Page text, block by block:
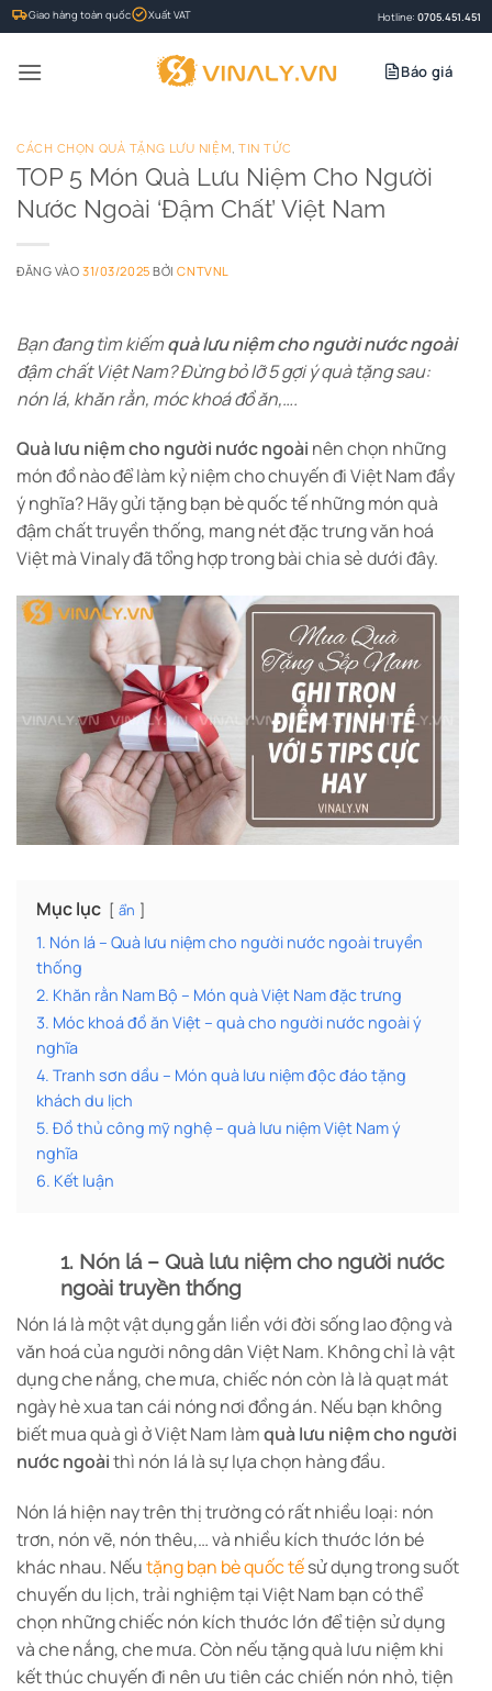
Bỏ
qua
nội
Giao hàng toàn quốc Xuất VAT Hotline: 0705.451.451
Báo giá
CÁCH CHỌN QUÀ TẶNG LƯU NIỆM,TIN TỨC
TOP 5 Món Quà Lưu Niệm Cho Người
Nước Ngoài ‘Đậm Chất’ Việt Nam
ĐĂNG VÀO31/03/2025 BỞICNTVNL
Bạn đang tìm kiếmquà lưu niệm cho người nước ngoài
đậm chất Việt Nam? Đừng bỏ lỡ 5 gợi ý quà tặng sau:
nón lá, khăn rằn, móc khoá đồ ăn,….
Quà lưu niệm cho người nước ngoài nên chọn những
món đồ nào để làm kỷ niệm cho chuyến đi Việt Nam đầy
ý nghĩa? Hãy gửi tặng bạn bè quốc tế những món quà
đậm chất truyền thống, mang nét đặc trưng văn hoá
Việt mà Vinaly đã tổng hợp trong bài chia sẻ dưới đây.
Mục lục ẩn
1. Nón lá – Quà lưu niệm cho người nước ngoài truyền
thống
2. Khăn rằn Nam Bộ – Món quà Việt Nam đặc trưng
3. Móc khoá đồ ăn Việt – quà cho người nước ngoài ý
nghĩa
4. Tranh sơn dầu – Món quà lưu niệm độc đáo tặng
khách du lịch
5. Đồ thủ công mỹ nghệ – quà lưu niệm Việt Nam ý
nghĩa
6. Kết luận
1. Nón lá – Quà lưu niệm cho người nước
ngoài truyền thống
Nón lá là một vật dụng gắn liền với đời sống lao động và
văn hoá của người nông dân Việt Nam. Không chỉ là vật
dụng che nắng, che mưa, chiếc nón còn là là quạt mát
ngày hè xua tan cái nóng nơi đồng án. Nếu bạn không
biết mua quà gì ở Việt Nam làmquà lưu niệm cho người
nước ngoàithì nón lá là sự lựa chọn hàng đầu.
Nón lá hiện nay trên thị trường có rất nhiều loại: nón
trơn, nón vẽ, nón thêu,… và nhiều kích thước lớn bé
khác nhau. Nếutặng bạn bè quốc tếsử dụng trong suốt
chuyến du lịch, trải nghiệm tại Việt Nam bạn có thể
chọn những chiếc nón kích thước lớn để tiện sử dụng
và che nắng, che mưa. Còn nếu tặng quà lưu niệm khi
kết thúc chuyến đi nên ưu tiên các chiến nón nhỏ, tiện